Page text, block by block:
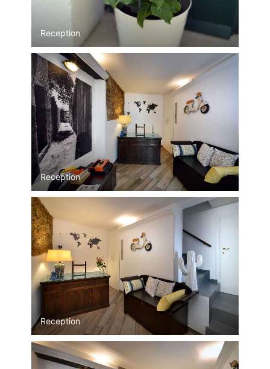
Reception
Reception
Reception